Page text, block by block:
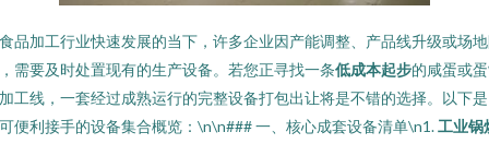
品加工行业快速发展的当下，许多企业因产能调整、产品线升级或场
需要及时处置现有的生产设备。若您正寻找一条低成本起步的咸蛋或
工线，一套经过成熟运行的完整设备打包出让将是不错的选择。以下
便利接手的设备集合概览：\n\n### 一、核心成套设备清单\n1.工业锅